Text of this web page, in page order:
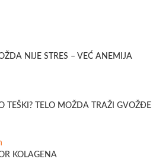
NIJE STRES – VEĆ ANEMIJA
TEŠKI? TELO MOŽDA TRAŽI GVOŽĐE
KOLAGENA